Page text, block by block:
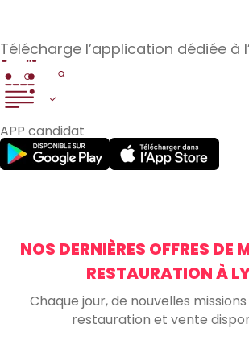
Télécharge l’application dédiée à
APP candidat
NOS DERNIÈRES OFFRES DE
RESTAURATION À
Chaque jour, de nouvelles
restauration et vente